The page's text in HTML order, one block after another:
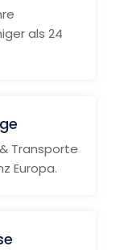
als 24
Transporte
Europa.